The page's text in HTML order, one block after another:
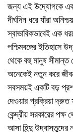
জন্য এই উদ্যোগকে
দীর্ঘদিন ধরে যাঁরা
স্বাভাবিকভাবেই এক
পশ্চিমবঙ্গের ইতিহাসে
থেকে বহু মানুষ
অনেকেই নতুন করে
সবসময়ই একটি বড়
দেওয়ার প্রক্রিয়া দ্রুত
কেন্দ্রীয় সরকারের পক্ষ
আসা হিন্দু উদ্বাস্তুদের